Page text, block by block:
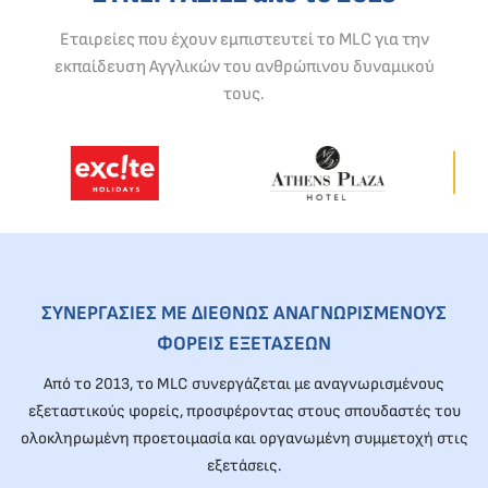
Εταιρείες που έχουν εμπιστευτεί το MLC για την
εκπαίδευση Αγγλικών του ανθρώπινου δυναμικού
τους.
ΣΥΝΕΡΓΑΣΙΕΣ ΜΕ ΔΙΕΘΝΩΣ ΑΝΑΓΝΩΡΙΣΜΕΝΟΥΣ
ΦΟΡΕΙΣ ΕΞΕΤΑΣΕΩΝ
Από το 2013, το MLC συνεργάζεται με αναγνωρισμένους
εξεταστικούς φορείς, προσφέροντας στους σπουδαστές του
ολοκληρωμένη προετοιμασία και οργανωμένη συμμετοχή στις
εξετάσεις.